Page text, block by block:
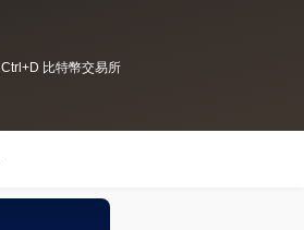
Ctrl+D 比特幣交易所